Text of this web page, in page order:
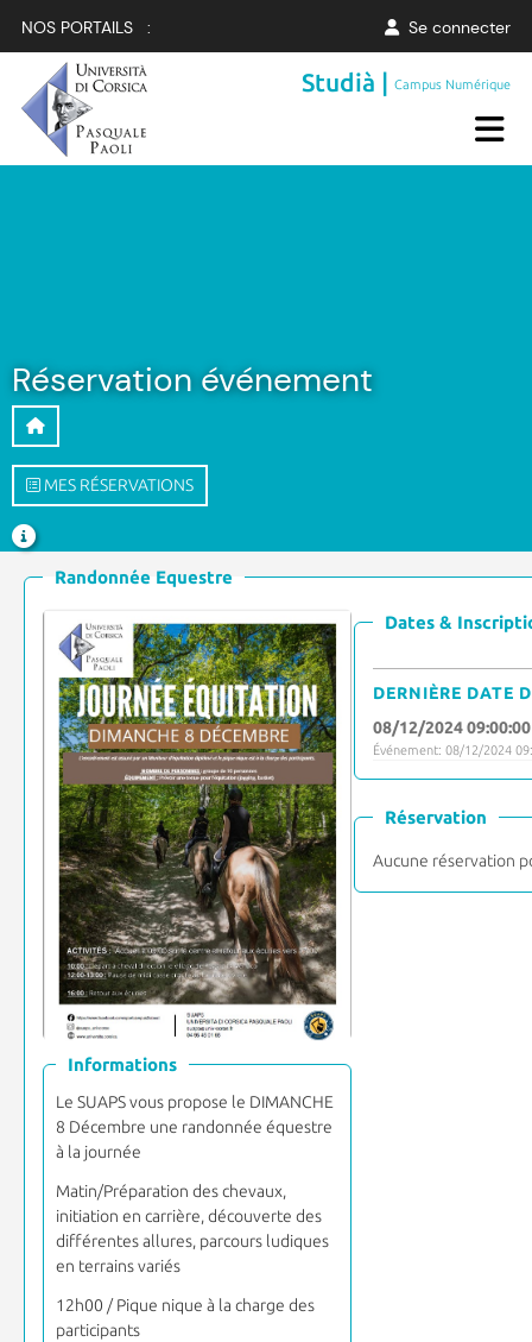
NOS PORTAILS : Se connecter
Studià |Campus Numérique
Réservation événement
MES RÉSERVATIONS
Randonnée Equestre
Informations
Le SUAPS vous propose le DIMANCHE
8 Décembre une randonnée équestre
à la journée
Matin/Préparation des chevaux,
initiation en carrière, découverte des
différentes allures, parcours ludiques
en terrains variés
12h00 / Pique nique à la charge des
participants
Dates &
DERNIÈRE DATE
08/12/2024 09:00:00
Événement: 08/12/2024
Réservation
Aucune réservation